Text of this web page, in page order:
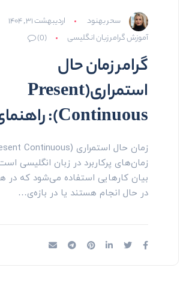
سحر بهنود
اردیبهشت ۳۱, ۱۴۰۴
آموزش گرامر زبان انگلیسی
(0)
گرامر زمان حال
استمراری(Present
Continuous): راهنمای کامل
زمان‌های پرکاربرد در زبان انگلیسی
بیان کارهایی استفاده می‌شود که در
در حال انجام هستند یا در بازه‌ی…